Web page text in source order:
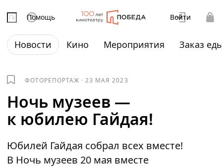
Помощь Войти
Новости Кино Мероприятия Заказ
ФОТОРЕПОРТАЖ ·23 МАЯ 2023
Ночь музеев —
к юбилею Гайдая!
Юбилей Гайдая собрал всех вместе!
В Ночь музеев 20 мая вместе